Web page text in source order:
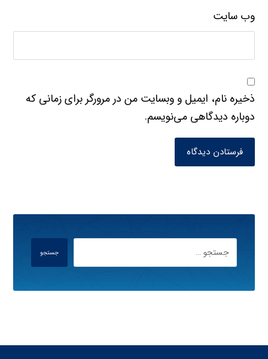
وب‌ سایت
ذخیره نام، ایمیل و وبسایت من در مرورگر برای زمانی که
دوباره دیدگاهی می‌نویسم.
فرستادن دیدگاه
جستجو